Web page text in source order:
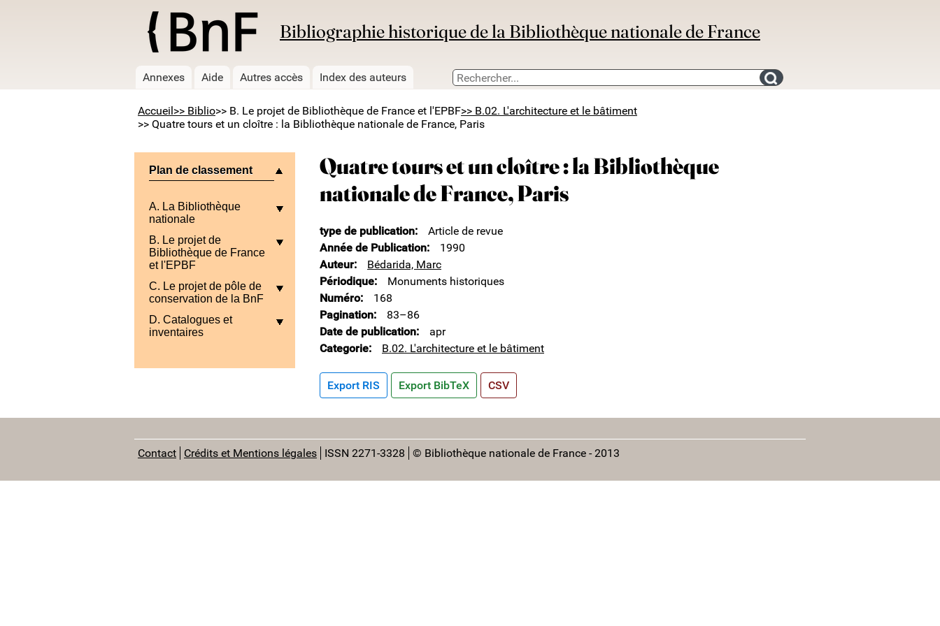
Bibliographie historique de la Bibliothèque nationale de France
Annexes Aide Autres accès Index des auteurs Search for an bibliography
Accueil >> Biblio>> B. Le projet de Bibliothèque de France et l'EPBF>> B.02. L'architecture et le bâtiment
>> Quatre tours et un cloître : la Bibliothèque nationale de France, Paris
Plan de classement
A. La Bibliothèque
nationale
B. Le projet de
Bibliothèque de France
et l'EPBF
C. Le projet de pôle de
conservation de la BnF
D. Catalogues et
inventaires
Quatre tours et un cloître : la Bibliothèque
nationale de France, Paris
type de publication
Article de revue
Année de Publication
1990
Auteur
Bédarida, Marc
Périodique
Monuments historiques
Numéro
168
Pagination
83–86
Date de publication
apr
Categorie
B.02. L'architecture et le bâtiment
Export RIS Export BibTeX CSV
Contact Crédits et Mentions légales ISSN 2271-3328 © Bibliothèque nationale de France - 2013